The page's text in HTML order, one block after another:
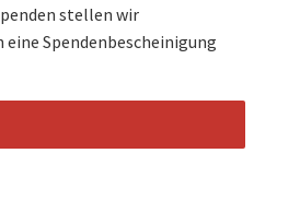
stellen wir
Spendenbescheinigung